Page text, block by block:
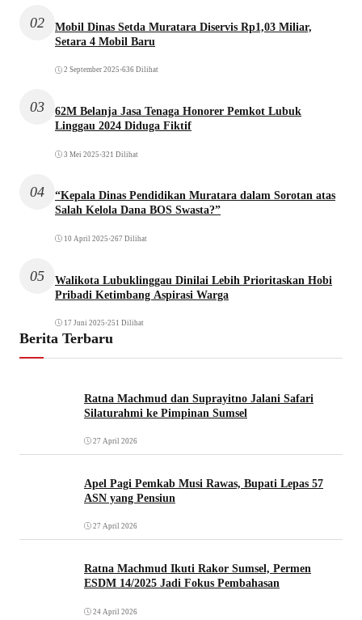
02
Mobil Dinas Setda Muratara Diservis Rp1,03 Miliar,
Setara 4 Mobil Baru
2 September 2025 •636 Dilihat
03
62M Belanja Jasa Tenaga Honorer Pemkot Lubuk
Linggau 2024 Diduga Fiktif
3 Mei 2025 •321 Dilihat
04
“Kepala Dinas Pendidikan Muratara dalam Sorotan atas
Salah Kelola Dana BOS Swasta?”
10 April 2025 •267 Dilihat
05
Walikota Lubuklinggau Dinilai Lebih Prioritaskan Hobi
Pribadi Ketimbang Aspirasi Warga
17 Juni 2025 •251 Dilihat
Berita Terbaru
Ratna Machmud dan Suprayitno Jalani Safari
Silaturahmi ke Pimpinan Sumsel
27 April 2026
Apel Pagi Pemkab Musi Rawas, Bupati Lepas 57
ASN yang Pensiun
27 April 2026
Ratna Machmud Ikuti Rakor Sumsel, Permen
ESDM 14/2025 Jadi Fokus Pembahasan
24 April 2026